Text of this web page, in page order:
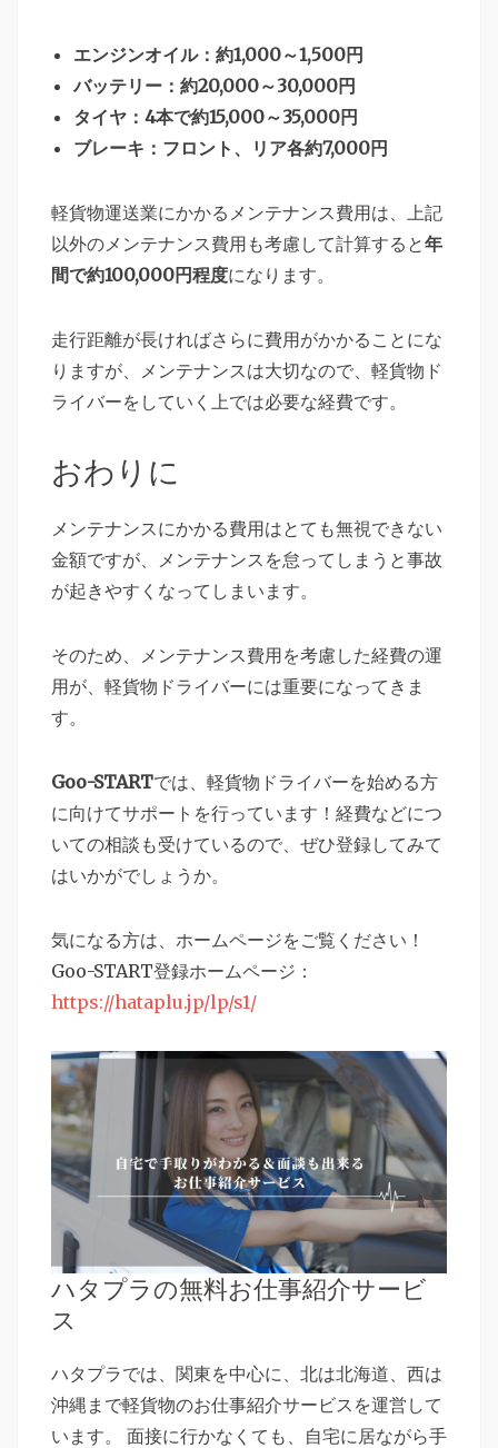
エンジンオイル：約1,000～1,500円
バッテリー：約20,000～30,000円
タイヤ：4本で約15,000～35,000円
ブレーキ：フロント、リア各約7,000円
軽貨物運送業にかかるメンテナンス費用は、上記
以外のメンテナンス費用も考慮して計算すると年
間で約100,000円程度になります。
走行距離が長ければさらに費用がかかることにな
りますが、メンテナンスは大切なので、軽貨物ド
ライバーをしていく上では必要な経費です。
おわりに
メンテナンスにかかる費用はとても無視できない
金額ですが、メンテナンスを怠ってしまうと事故
が起きやすくなってしまいます。
そのため、メンテナンス費用を考慮した経費の運
用が、軽貨物ドライバーには重要になってきま
す。
Goo-STARTでは、軽貨物ドライバーを始める方
に向けてサポートを行っています！経費などにつ
いての相談も受けているので、ぜひ登録してみて
はいかがでしょうか。
気になる方は、ホームページをご覧ください！
Goo-START登録ホームページ：
https://hataplu.jp/lp/s1/
ハタプラの無料お仕事紹介サービ
ス
ハタプラでは、関東を中心に、北は北海道、西は
沖縄まで軽貨物のお仕事紹介サービスを運営して
います。 面接に行かなくても、自宅に居ながら手